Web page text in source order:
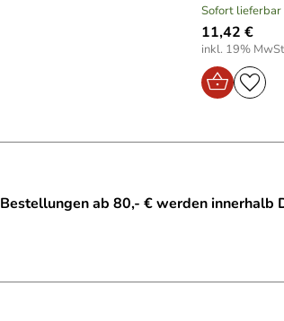
Sofort lieferbar
11,42 €
inkl. 19%
Bestellungen ab 80,- € werden innerhalb